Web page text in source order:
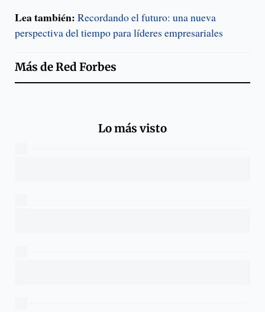
Lea también: Recordando el futuro: una nueva
perspectiva del tiempo para líderes empresariales
Más deRed Forbes
Lo más visto